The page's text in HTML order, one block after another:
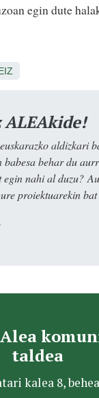
egin dute
aldizkari
behar du
egin nahi al duzu?
proiektuarekin bat
taldea
kalea 8, behea